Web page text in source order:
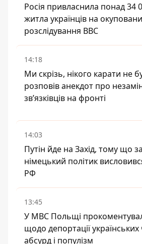
Росія привласнила понад 34
житла українців на
розслідування BBC
14:18
Ми скрізь, нікого карати не
розповів анекдот про
зв’язківців на фронті
14:03
Путін йде на Захід, тому що
німецький політик
РФ
13:45
У МВС Польщі
щодо депортації українських
абсурд і популізм